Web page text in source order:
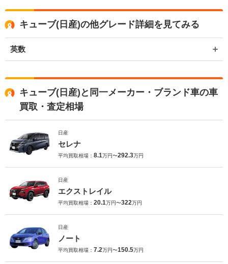
キューブ(日産)の他グレード詳細を見てみる
英数
キューブ(日産)と同一メーカー・ブランド車の車
買取・査定相場
日産
セレナ
平均買取相場： 8.1万円〜292.3万円
日産
エクストレイル
平均買取相場： 20.1万円〜322万円
日産
ノート
平均買取相場： 7.2万円〜150.5万円